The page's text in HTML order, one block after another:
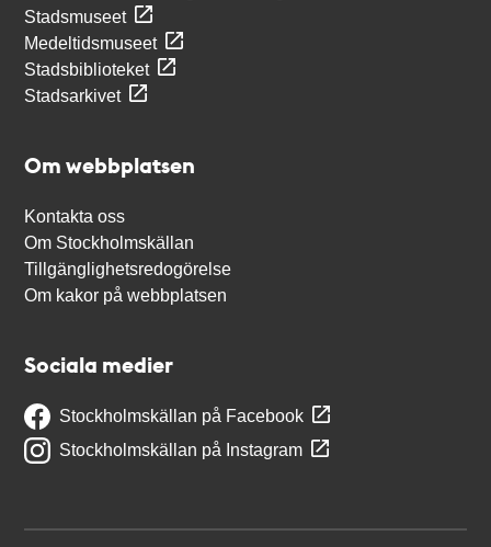
Stadsmuseet
Medeltidsmuseet
Stadsbiblioteket
Stadsarkivet
Om webbplatsen
Kontakta oss
Om Stockholmskällan
Tillgänglighetsredogörelse
Om kakor på webbplatsen
Sociala medier
Stockholmskällan på Facebook
Stockholmskällan på Instagram